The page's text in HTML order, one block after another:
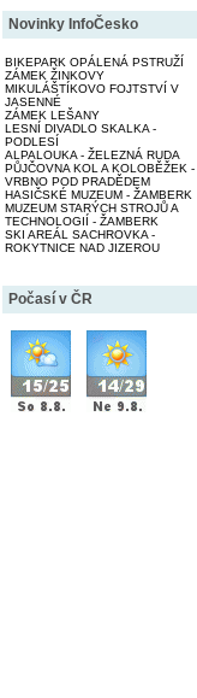
Novinky InfoČesko
BIKEPARK OPÁLENÁ PSTRUŽÍ
ZÁMEK ŽINKOVY
MIKULÁŠTÍKOVO FOJTSTVÍ V
JASENNÉ
ZÁMEK LEŠANY
LESNÍ DIVADLO SKALKA -
PODLESÍ
ALPALOUKA - ŽELEZNÁ RUDA
PŮJČOVNA KOL A KOLOBĚŽEK -
VRBNO POD PRADĚDEM
HASIČSKÉ MUZEUM - ŽAMBERK
MUZEUM STARÝCH STROJŮ A
TECHNOLOGIÍ - ŽAMBERK
SKI AREÁL SACHROVKA -
ROKYTNICE NAD JIZEROU
Počasí v ČR